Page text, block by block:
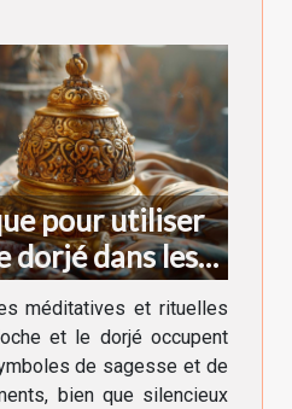
pour utiliser
dorjé dans les
méditatives et rituelles
et le dorjé occupent
de sagesse et de
bien que silencieux